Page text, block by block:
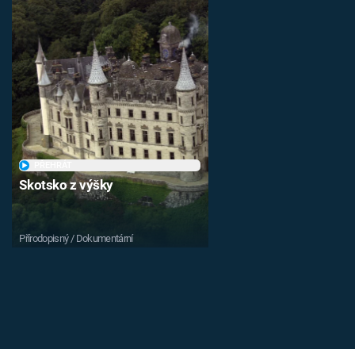
Skotsko z výšky
Přírodopisný / Dokumentární